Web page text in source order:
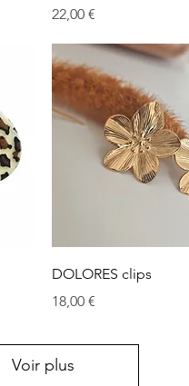
Prix
22,00 €
Aperçu rapide
DOLORES clips
Prix
18,00 €
Voir plus